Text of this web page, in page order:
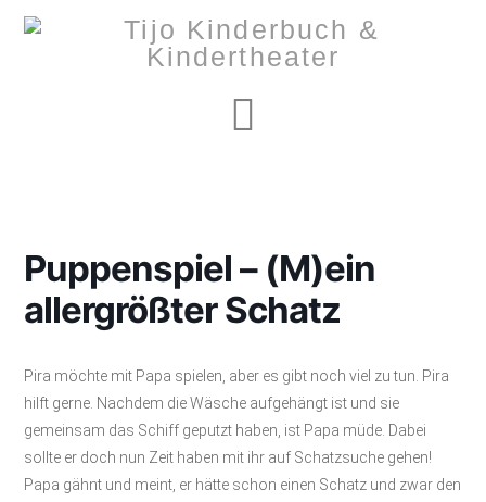
Puppenspiel – (M)ein
allergrößter Schatz
Pira möchte mit Papa spielen, aber es gibt noch viel zu tun. Pira
hilft gerne. Nachdem die Wäsche aufgehängt ist und sie
gemeinsam das Schiff geputzt haben, ist Papa müde. Dabei
sollte er doch nun Zeit haben mit ihr auf Schatzsuche gehen!
Papa gähnt und meint, er hätte schon einen Schatz und zwar den